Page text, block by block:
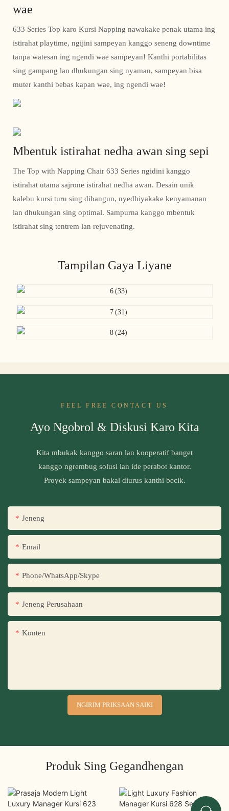
wae
633 Series Top karo Kursi Napping nawakake penak utama ing
istirahat playtime, ngijini sampeyan kanggo seneng downtime
tanpa watesan ing ngendi wae sampeyan! Kanthi portabilitas
sing gampang lan dhukungan sing nyaman, sampeyan bisa
muter kanthi bebas kapan wae, ing ngendi wae!
Mbentuk istirahat nedha awan sing sepi
The Top with Napping Chair 633 Series ngidini kanggo
istirahat utama sajrone istirahat nedha awan. Desain unik
kalebu kursi turu sing dibangun, nyedhiyakake kenyamanan
lan dhukungan sing optimal. Sampurna kanggo mbentuk
istirahat sing tentrem lan rejuvenating.
Tampilan Gaya Liyane
FEEL FREE CONTACT US
Ayo Ngobrol & Diskusi Karo Kita
Kita mbukak kanggo saran lan kooperatif banget
kanggo ngrembug solusi lan ide perabot kantor.
Proyek sampeyan bakal diurus kanthi becik.
Jeneng
Email
Phone/WhatsApp/Skype
Jeneng Perusahaan
Konten
NGIRIM PRIKSAAN SAIKI
Produk Sing Gegandhengan